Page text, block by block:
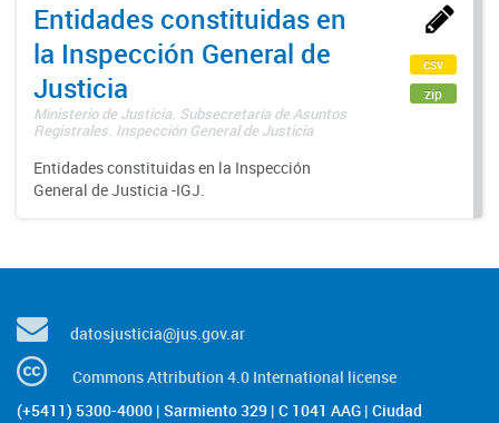
Entidades constituidas en
la Inspección General de
Justicia
Ministerio de Justicia. Subsecretaría de Asuntos
Registrales. Inspección General de Justicia
Entidades constituidas en la Inspección
General de Justicia -IGJ.
csv
zip
datosjusticia@jus.gov.ar
Commons Attribution 4.0 International license
(+5411) 5300-4000 | Sarmiento 329 | C 1041 AAG | Ciudad